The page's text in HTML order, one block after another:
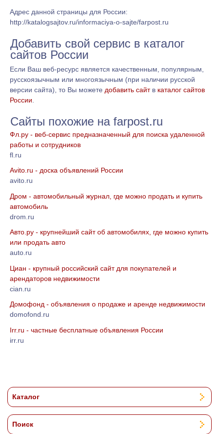
Адрес данной страницы для России:
http://katalogsajtov.ru/informaciya-o-sajte/farpost.ru
Добавить свой сервис в каталог
сайтов России
Если Ваш веб-ресурс является качественным, популярным,
русскоязычным или многоязычным (при наличии русской
версии сайта), то Вы можете добавить сайтв каталог сайтов
России
Сайты похожие на farpost.ru
Фл.ру - веб-сервис предназначенный для поиска удаленной
работы и сотрудников
fl.ru
Avito.ru - доска объявлений России
avito.ru
Дром - автомобильный журнал, где можно продать и купить
автомобиль
drom.ru
Авто.ру - крупнейший сайт об автомобилях, где можно купить
или продать авто
auto.ru
Циан - крупный российский сайт для покупателей и
арендаторов недвижимости
cian.ru
Домофонд - объявления о продаже и аренде недвижимости
domofond.ru
Irr.ru - частные бесплатные объявления России
irr.ru
Каталог
Поиск